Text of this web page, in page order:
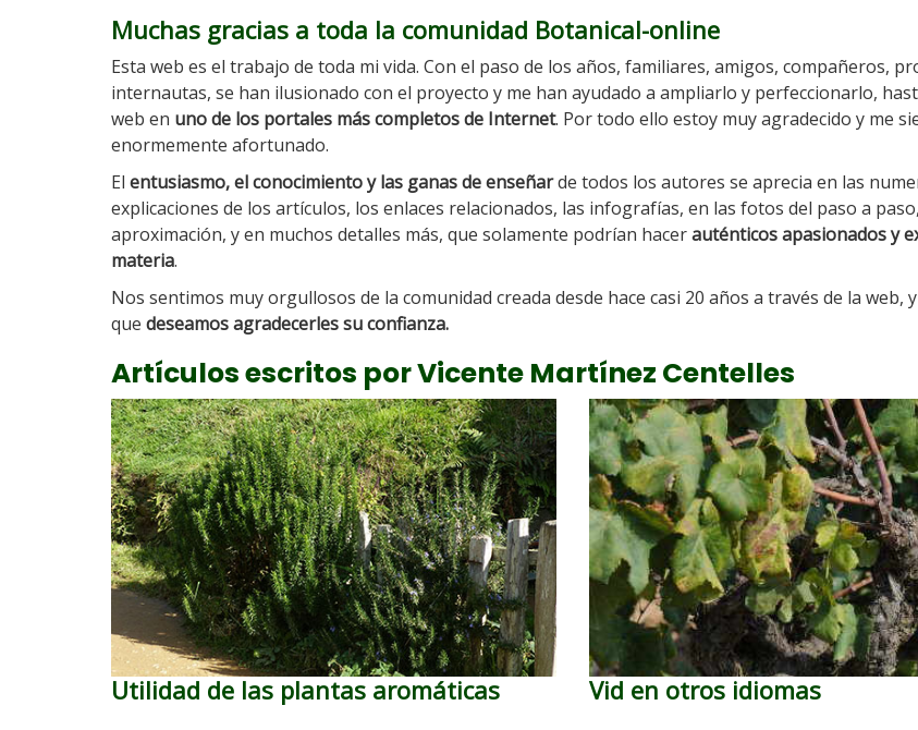
Muchas gracias a toda la comunidad Botanical-online
Esta web es el trabajo de toda mi vida. Con el paso de los años, familiares, amigos, compañeros,
internautas, se han ilusionado con el proyecto y me han ayudado a ampliarlo y perfeccionarlo,
web en uno de los portales más completos de Internet. Por todo ello estoy muy agradecido y me
enormemente afortunado.
El entusiasmo, el conocimiento y las ganas de enseñarde todos los autores se aprecia en las
explicaciones de los artículos, los enlaces relacionados, las infografías, en las fotos del paso a
aproximación, y en muchos detalles más, que solamente podrían hacerauténticos apasionados y
materia.
Nos sentimos muy orgullosos de la comunidad creada desde hace casi 20 años a través de la web,
que deseamos agradecerles su confianza.
Artículos escritos por Vicente Martínez Centelles
Utilidad de las plantas aromáticas Vid en otros idiomas